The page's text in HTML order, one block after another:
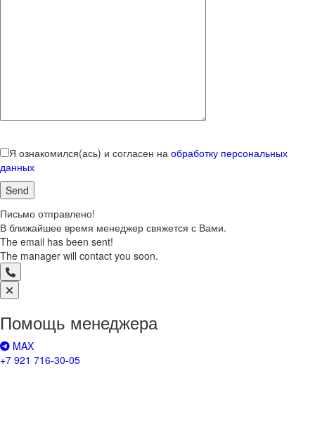
Я ознакомился(ась) и согласен на обработку персональных
данных
Письмо отправлено!
В ближайшее время менеджер свяжется с Вами.
The email has been sent!
The manager will contact you soon.
Помощь менеджера
MAX
+7 921 716-30-05